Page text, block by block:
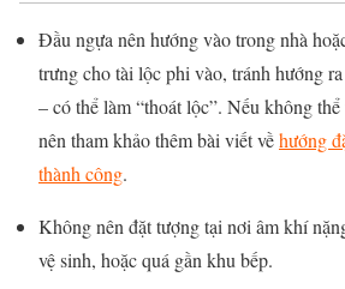
Đầu ngựa nên hướng vào trong nhà
trưng cho tài lộc phi vào, tránh hướng
– có thể làm “thoát lộc”. Nếu không
nên tham khảo thêm bài viết vềhướng
thành công.
Không nên đặt tượng tại nơi âm khí
vệ sinh, hoặc quá gần khu bếp.